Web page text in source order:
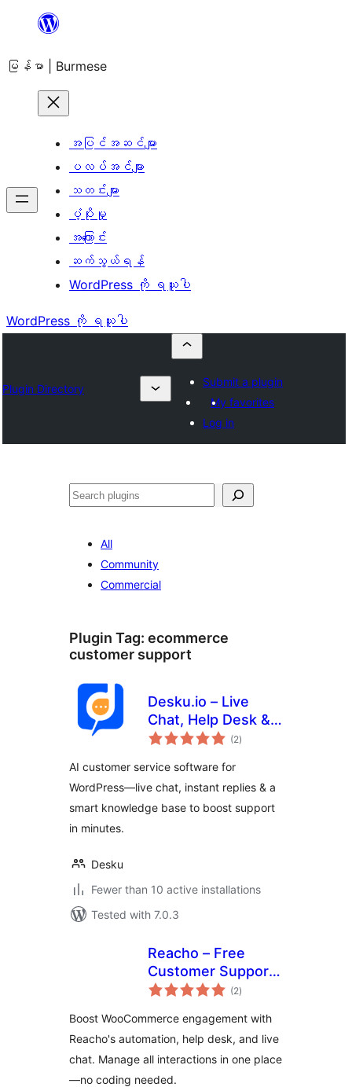
အကြောင်းအရာ
ကျော်သွား
မြန်မာ | Burmese
အပြင်အဆင်များ
ပလပ်အင်များ
သတင်းများ
ပံ့ပိုးမှု
အကြောင်း
ဆက်သွယ်ရန်
WordPress ကို ရယူပါ
WordPress ကို ရယူပါ
Plugin Directory
Submit a plugin
My favorites
Log in
ရှာ
All
Community
Commercial
Plugin Tag: ecommerce
customer support
Desku.io – Live
Chat, Help Desk &
Knowledge Base
(2total
ratings
)
AI customer service software for
WordPress—live chat, instant replies & a
smart knowledge base to boost support
in minutes.
Desku
Fewer than 10 active installations
Tested with 7.0.3
Reacho – Free
Customer Support
Plugin for
(2total
ratings
)
Boost WooCommerce engagement with
Reacho's automation, help desk, and live
chat. Manage all interactions in one place
—no coding needed.